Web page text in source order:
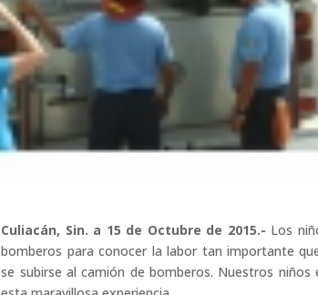
Culiacán, Sin. a 15 de Octubre de 2015.- Los
bomberos para conocer la labor tan importante
se subirse al camión de bomberos. Nuestros